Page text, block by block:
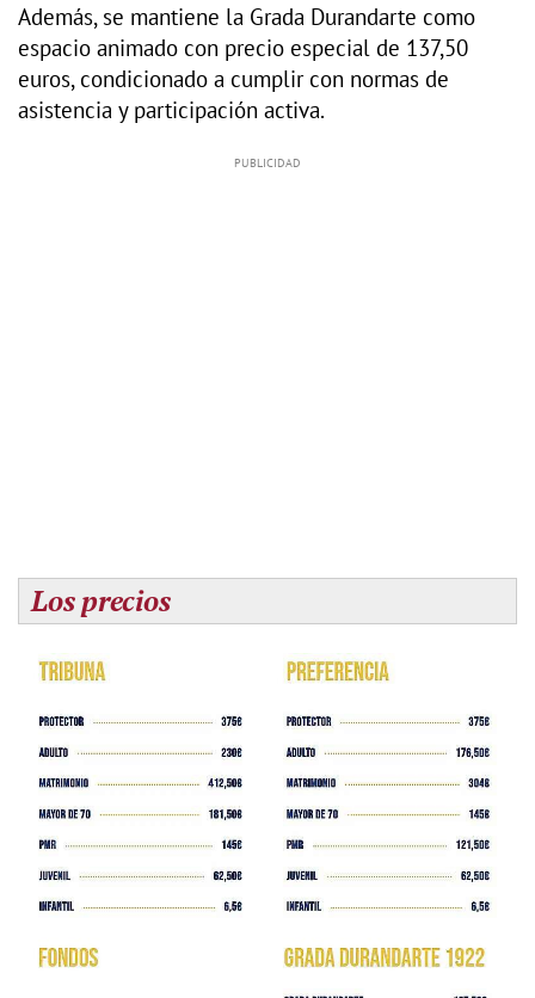
Además, se mantiene la Grada Durandarte como
espacio animado con precio especial de 137,50
euros, condicionado a cumplir con normas de
asistencia y participación activa.
Los precios